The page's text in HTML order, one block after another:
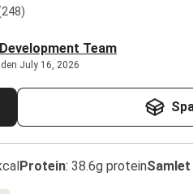
248)
Team
July 16, 2026
Protein: 38.6g protein